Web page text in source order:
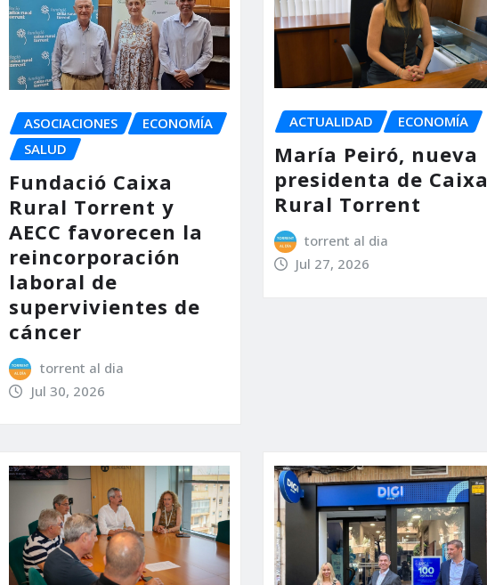
ASOCIACIONES
ECONOMÍA
SALUD
Fundació Caixa
Rural Torrent y
AECC favorecen la
reincorporación
laboral de
supervivientes de
cáncer
torrent al dia
Jul 30, 2026
ACTUALIDAD ECONOMÍA
María Peiró, nueva
presidenta de Caixa
Rural Torrent
torrent al dia
Jul 27, 2026